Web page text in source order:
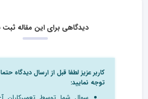
دیدگاهی برای این مقاله
کاربر عزیز لطفا قبل از ارسال دیدگاه
توجه نمایید: